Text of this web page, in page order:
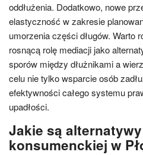
oddłużenia. Dodatkowo, nowe
elastyczność w zakresie
umorzenia części długów. Warto
rosnącą rolę mediacji jako
sporów między dłużnikami a
celu nie tylko wsparcie osób
efektywności całego systemu
upadłości.
Jakie są
konsumenckiej w